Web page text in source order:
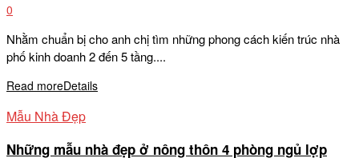
0
Nhằm chuẩn bị cho anh chị tìm những phong cách kiến trúc nhà
phố kinh doanh 2 đến 5 tầng....
Read moreDetails
Mẫu Nhà Đẹp
Những mẫu nhà đẹp ở nông thôn 4 phòng ngủ lợp